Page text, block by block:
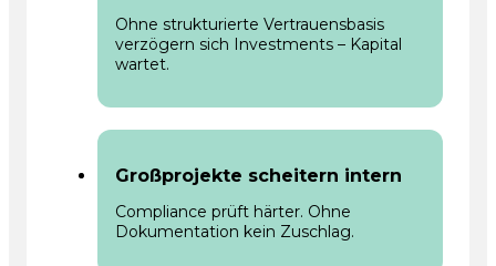
Ohne strukturierte Vertrauensbasis
verzögern sich Investments – Kapital
wartet.
Großprojekte scheitern intern
Compliance prüft härter. Ohne
Dokumentation kein Zuschlag.